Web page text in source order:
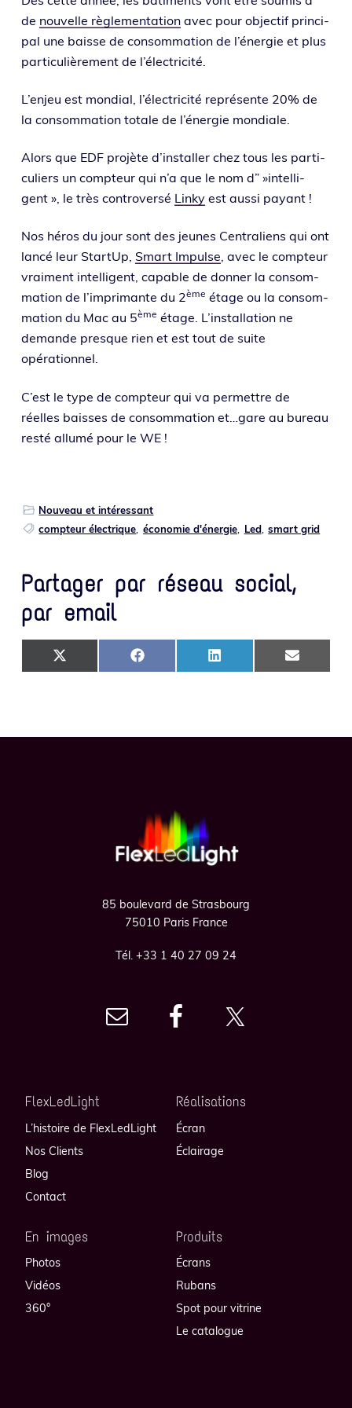
de nou­velle règle­men­ta­tionavec pour objec­tif prin­ci­
pal une baisse de consom­ma­tion de l’éner­gie et plus
par­ti­cu­liè­re­ment de l’électricité.
L’enjeu est mon­dial, l’élec­tri­ci­té repré­sente 20% de
la consom­ma­tion totale de l’éner­gie mondiale.
Alors que EDF pro­jète d’ins­tal­ler chez tous les par­ti­
cu­liers un comp­teur qui n’a que le nom d” »intel­li­
gent », le très contro­ver­sé Linkyest aus­si payant !
Nos héros du jour sont des jeunes Centraliens qui ont
lan­cé leur StartUp, Smart Impulse, avec le comp­teur
vrai­ment intel­li­gent, capable de don­ner la consom­
ma­tion de l’im­pri­mante du 2ème étage ou la consom­
ma­tion du Mac au 5ème étage. L’installation ne
demande presque rien et est tout de suite
opérationnel.
C’est le type de comp­teur qui va per­mettre de
réelles baisses de consom­ma­tion et…gare au bureau
res­té allu­mé pour le WE !
Nouveau et intéressant
compteur électrique économie d'énergie Led, smart grid
Partager par réseau social,
par email
SHARE ON X (TWITTER)SHARE ON FACEBOOKSHARE ON LINKEDINSHARE ON
85 boulevard de Strasbourg
75010 Paris France
Tél. +33 1 40 27 09 24
FlexLedLight
L’histoire de FlexLedLight
Nos Clients
Blog
Contact
Réalisations
Écran
Éclairage
En images
Photos
Vidéos
360°
Produits
Écrans
Rubans
Spot pour vitrine
Le catalogue